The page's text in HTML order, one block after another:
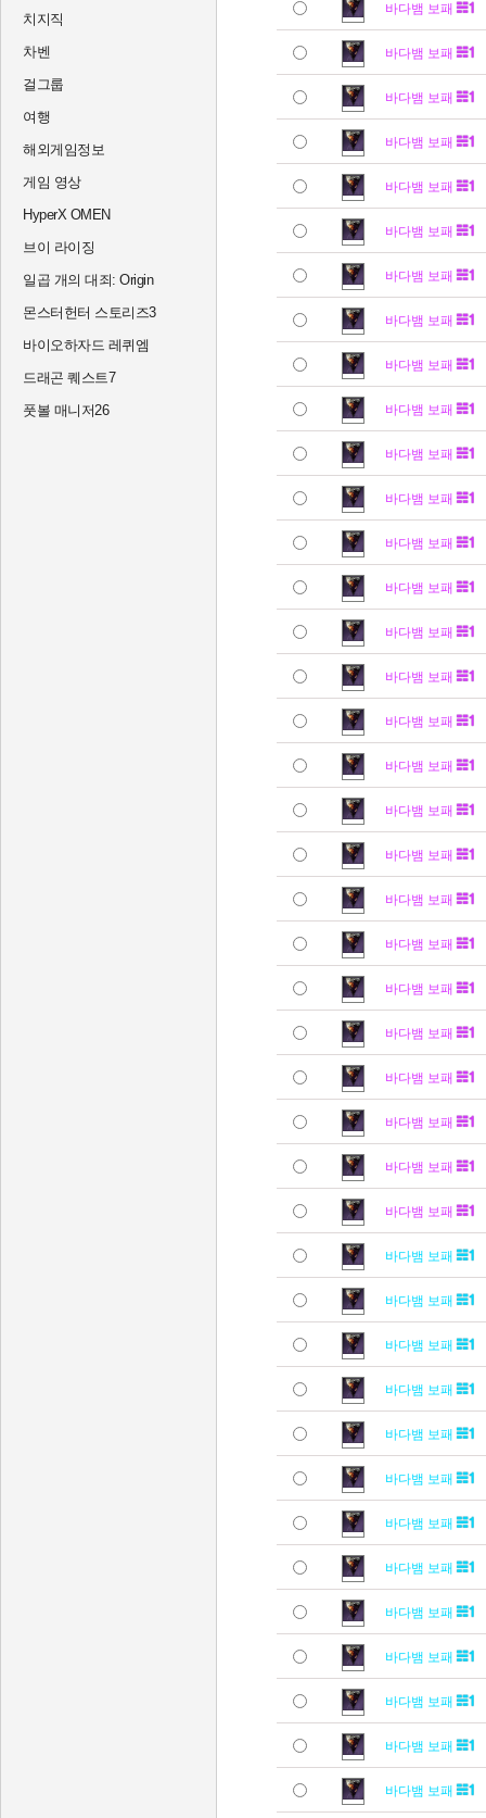
치지직
차벤
걸그룹
여행
해외게임정보
게임 영상
HyperX OMEN
브이 라이징
일곱 개의 대죄: Origin
몬스터헌터 스토리즈3
바이오하자드 레퀴엠
드래곤 퀘스트7
풋볼 매니저26
바다뱀 보패
바다뱀 보패
바다뱀 보패
바다뱀 보패
바다뱀 보패
바다뱀 보패
바다뱀 보패
바다뱀 보패
바다뱀 보패
바다뱀 보패
바다뱀 보패
바다뱀 보패
바다뱀 보패
바다뱀 보패
바다뱀 보패
바다뱀 보패
바다뱀 보패
바다뱀 보패
바다뱀 보패
바다뱀 보패
바다뱀 보패
바다뱀 보패
바다뱀 보패
바다뱀 보패
바다뱀 보패
바다뱀 보패
바다뱀 보패
바다뱀 보패
바다뱀 보패
바다뱀 보패
바다뱀 보패
바다뱀 보패
바다뱀 보패
바다뱀 보패
바다뱀 보패
바다뱀 보패
바다뱀 보패
바다뱀 보패
바다뱀 보패
바다뱀 보패
바다뱀 보패